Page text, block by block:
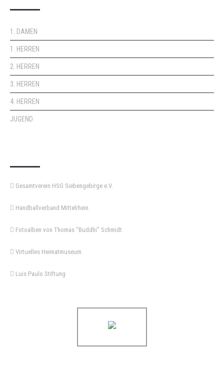
1. DAMEN
1. HERREN
2. HERREN
3. HERREN
4. HERREN
JUGEND
Gesamtverein HSG Siebengebirge e.V.
Handballverband Mittelrhein
Fotoalben von Thomas "Buddhi" Schmidt
Virtuelles Heimatmuseum
Luis Paulo Stiftung